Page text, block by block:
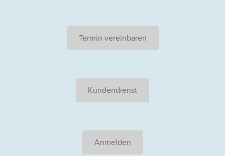
Termin vereinbaren
Kundendienst
Anmelden